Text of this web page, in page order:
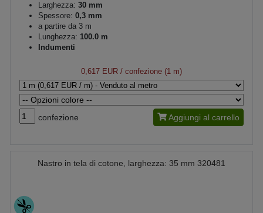
Larghezza: 30 mm
Spessore: 0,3 mm
a partire da 3 m
Lunghezza: 100.0 m
Indumenti
0,617 EUR / confezione (1 m)
confezione Aggiungi al carrello
Nastro in tela di cotone, larghezza: 35 mm 320481